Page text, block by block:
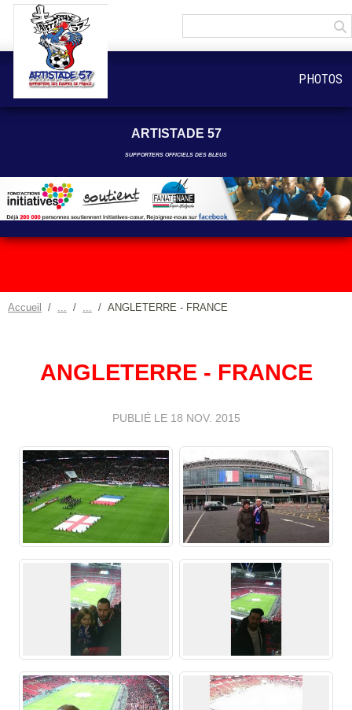
ARTISTADE 57
SUPPORTERS OFFICIELS DES BLEUS
Accueil ANGLETERRE - FRANCE
ANGLETERRE - FRANCE
PUBLIÉ LE 18 NOV. 2015
PHOTOS
Panneau de gestion des cookies